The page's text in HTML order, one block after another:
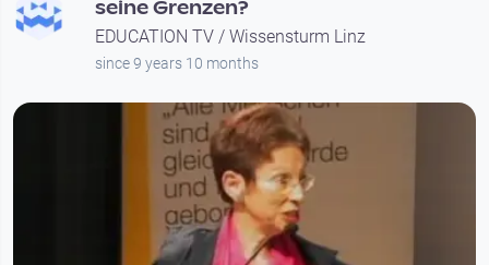
seine Grenzen?
EDUCATION TV / Wissensturm Linz
since 9 years 10 months